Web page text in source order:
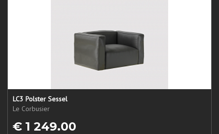
LC3 Polster Sessel
Le Corbusier
€ 1 249.00